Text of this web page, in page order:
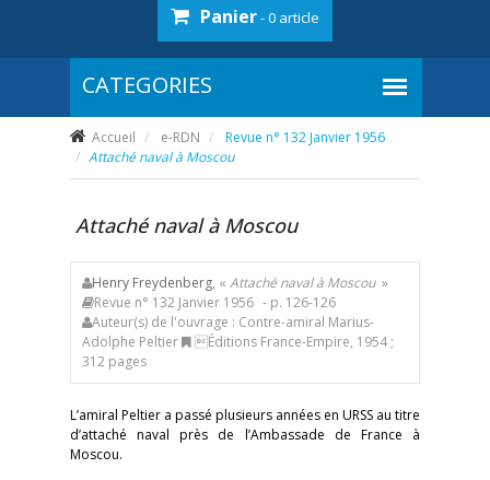
Panier- 0 article
Accueil e-RDN
Revue n° 132 Janvier 1956
Attaché naval à Moscou
Attaché naval à Moscou
Henry Freydenberg, « Attaché naval à Moscou»
Revue n° 132 Janvier 1956 - p. 126-126
Auteur(s) de l'ouvrage : Contre-amiral Marius-
Adolphe Peltier
Éditions France-Empire, 1954 ;
312 pages
L’amiral Peltier a passé plusieurs années en URSS au titre
d’attaché naval près de l’Ambassade de France à
Moscou.